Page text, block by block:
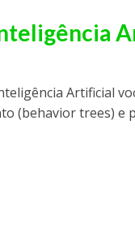
Artificial
(behavior trees) e